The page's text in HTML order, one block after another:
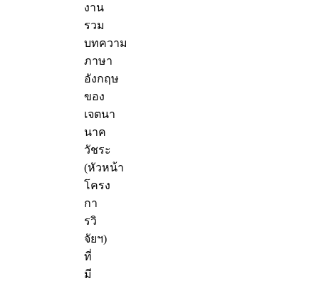
งาน
รวม
บทความ
ภาษา
อังกฤษ
ของ
เจตนา
นาค
วัชระ
(หัวหน้า
โครง
กา
รวิ
จัยฯ)
ที่
มี